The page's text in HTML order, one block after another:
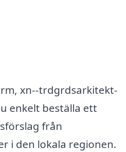
xn--trdgrdsarkitekt-
enkelt beställa ett
från
i den lokala regionen.